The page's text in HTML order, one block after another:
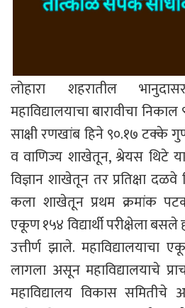
लोहारा शहरातील
महाविद्यालयाचा बारावीचा
साक्षी रणखांब हिने ९०.१७ टक्के
व वाणिज्य शाखेतून, श्रेयस थिटे
विज्ञान शाखेतून तर प्रतिक्षा
कला शाखेतून प्रथम क्रमांक
एकूण १५४ विद्यार्थी परीक्षेला बसले
उत्तीर्ण झाले.
लागला असून महाविद्यालयाचे
महाविद्यालय विकास समितीचे